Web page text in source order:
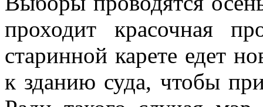
проходит красочная
старинной карете едет
к зданию суда, чтобы